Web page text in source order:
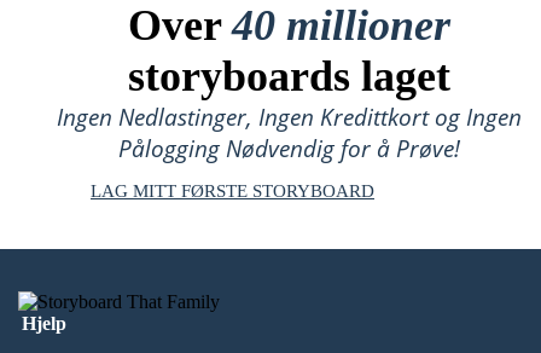
Over40 millioner
storyboards laget
Ingen Nedlastinger, Ingen Kredittkort og Ingen
Pålogging Nødvendig for å Prøve!
LAG MITT FØRSTE STORYBOARD
Hjelp